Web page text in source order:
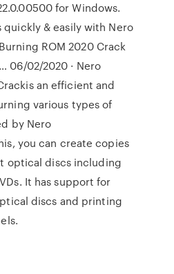
for Windows.
quickly & easily with Nero
ROM 2020 Crack
06/02/2020 · Nero
an efficient and
various types of
by Nero
you can create copies
optical discs including
It has support for
discs and printing